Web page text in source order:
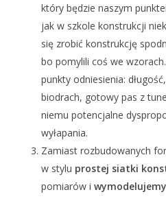
który będzie naszym
jak w szkole konstrukcji
się zrobić konstrukcję
bo pomylili coś we
punkty odniesienia:
biodrach, gotowy pas z
niemu potencjalne
wyłapania.
Zamiast rozbudowanych
w stylu prostej siatki
pomiarów i